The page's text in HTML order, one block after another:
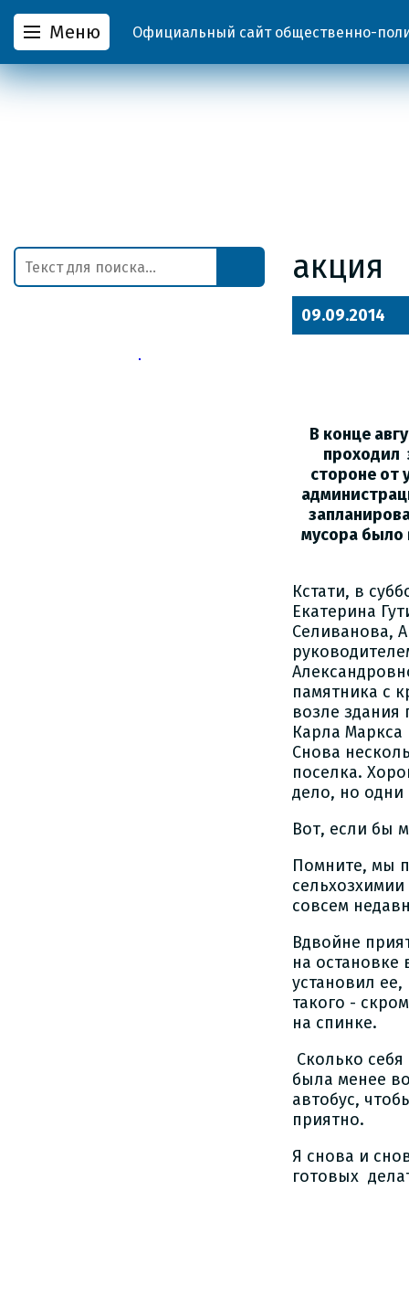
Меню Официальный сайт общественно-
акция
09.09.2014
В конце
проходил
стороне от
мусора было
Кстати, в
Екатерина
Селиванова,
памятника с
возле
Карла
Снова
поселка.
дело, но одни
Вот, если бы
Помните, мы
совсем
Вдвойне
на
установил
такого -
на спинке.
Сколько
была менее
автобус,
приятно.
Я снова и
готовых